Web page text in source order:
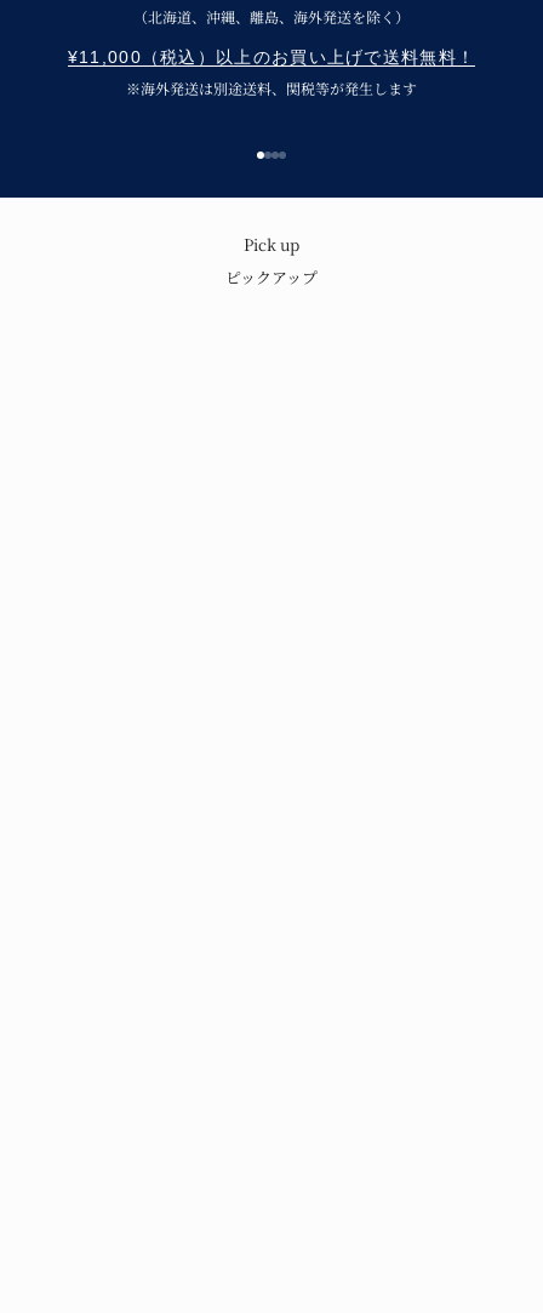
（北海道、沖縄、離島、海外発送を除く）
¥11,000（税込）以上のお買い上げで送料無料！
※海外発送は別途送料、関税等が発生します
Go to item 1
Go to item 2
Go to item 3
Go to item 4
Pick up
ピックアップ